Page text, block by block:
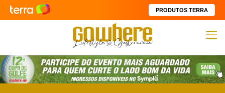
PRODUTOS TERRA